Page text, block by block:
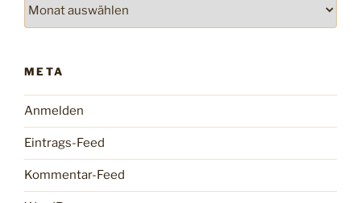
META
Anmelden
Eintrags-Feed
Kommentar-Feed